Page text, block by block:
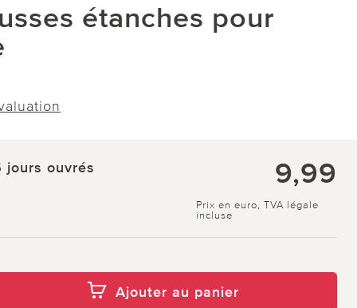
étanches pour
jours ouvrés 9,99
Prix en euro, TVA légale
incluse
Ajouter au panier